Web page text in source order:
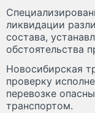
ликвидации
состава,
обстоятельства
Новосибирская
проверку
перевозке
транспортом.